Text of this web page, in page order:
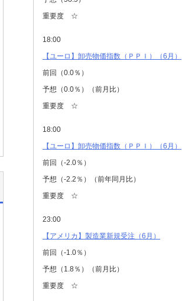
重要度 ☆
18:00
【ユーロ】卸売物価指数（ＰＰＩ）（6月）
前回（0.0％）
予想（0.0％）（前月比）
重要度 ☆
18:00
【ユーロ】卸売物価指数（ＰＰＩ）（6月）
前回（-2.0％）
予想（-2.2％）（前年同月比）
重要度 ☆
23:00
【アメリカ】製造業新規受注（6月）
前回（-1.0％）
予想（1.8％）（前月比）
重要度 ☆